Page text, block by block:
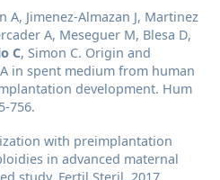
A, Jimenez-Almazan J, Martinez
A, Meseguer M, Blesa D,
C, Simon C. Origin and
in spent medium from human
development. Hum
756.
with preimplantation
in advanced maternal